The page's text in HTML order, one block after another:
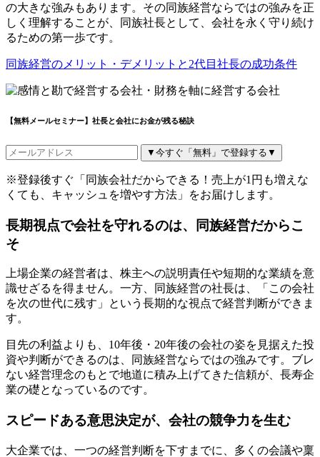
の大きな強みもあります。その同族経営ならではの強みを正
しく理解することが、同族社長として、会社を永く守り続け
るための第一歩です。
同族経営のメリット・デメリットと2代目社長の成功条件
【無料メールセミナー】社長と会社にお金が残る秘訣
▼今すぐ「無料」で登録する▼
※登録後すぐ「同族会社だからできる！売上が1円も増えな
くても、キャッシュを増やす方法」をお届けします。
長期視点で会社を守れるのは、同族経営だからこ
そ
上場企業の経営者は、株主への説明責任や短期的な業績を意
識せざるを得ません。一方、同族経営の社長は、「この会社
を次の世代に残す」という長期的な視点で経営判断ができま
す。
目先の利益よりも、10年後・20年後の会社の姿を見据えた投
資や判断ができるのは、同族経営ならではの強みです。ブレ
ない経営理念のもとで地道に積み上げてきた信頼が、長寿企
業の礎となっているのです。
スピードある意思決定が、会社の競争力を生む
大企業では、一つの経営判断を下すまでに、多くの会議や稟